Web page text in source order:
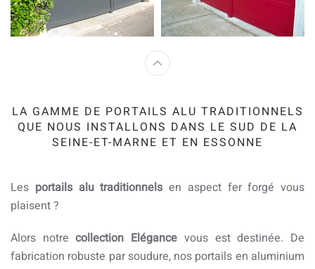
LA GAMME DE PORTAILS ALU TRADITIONNELS
QUE NOUS INSTALLONS DANS LE SUD DE LA
SEINE-ET-MARNE ET EN ESSONNE
Les portails alu traditionnels en aspect fer forgé vous
plaisent ?
Alors notrecollection Elégance vous est destinée. De
fabrication robuste par soudure, nos portails en aluminium